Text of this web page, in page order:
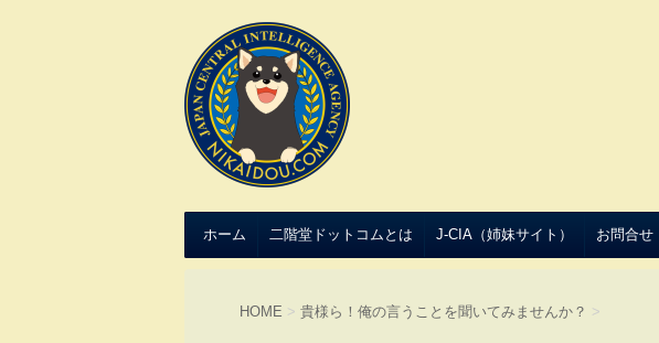
ホーム 二階堂ドットコムとは J-CIA（姉妹サイト） お問合せ
HOME > 貴様ら！俺の言うことを聞いてみませんか？ >